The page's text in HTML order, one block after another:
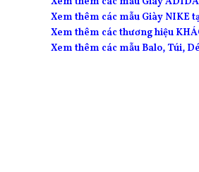
Xem thêm các mẫu Giày NIKE
Xem thêm các thương hiệu
Xem thêm các mẫu Balo, Túi,